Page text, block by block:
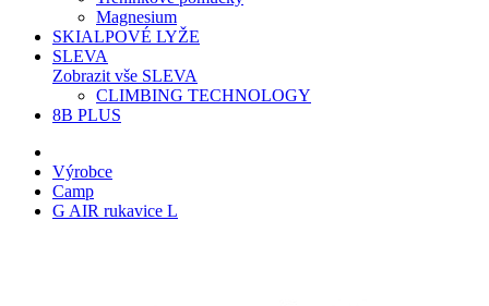
Magnesium
SKIALPOVÉ LYŽE
SLEVA
Zobrazit vše SLEVA
CLIMBING TECHNOLOGY
8B PLUS
Výrobce
Camp
G AIR rukavice L